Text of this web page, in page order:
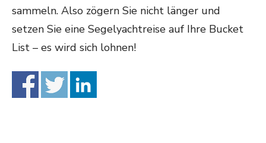
sammeln. Also zögern Sie nicht länger und
setzen Sie eine Segelyachtreise auf Ihre Bucket
List – es wird sich lohnen!